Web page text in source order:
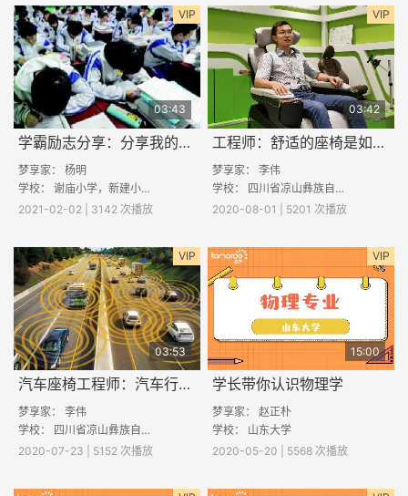
VIP
03:43
学霸励志分享：分享我的一些学习经验
梦享家： 杨明
学校： 谢庙小学，新建小学，红星小学，鹿山小学
2021-02-02 | 3142 次播放
VIP
03:42
工程师：舒适的座椅是如何而设计出来的？
梦享家： 李伟
学校：
四川省凉山彝族自治州雷波县黄琅中学
2020-08-01 | 5201 次播放
VIP
03:53
汽车座椅工程师：汽车行业的发展趋势
梦享家： 李伟
学校：
四川省凉山彝族自治州雷波县黄琅中学
2020-07-23 | 5152 次播放
VIP
15:00
学长带你认识物理学
梦享家： 赵正朴
学校： 山东大学
2020-05-20 | 5568 次播放